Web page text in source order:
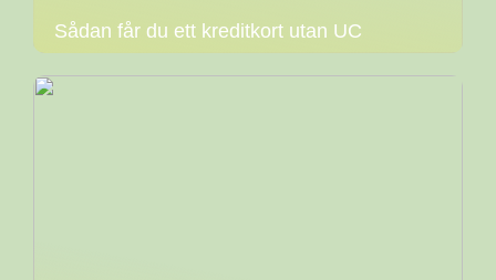
Sådan får du ett kreditkort utan UC